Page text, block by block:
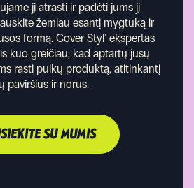
jį atrasti ir padėti jums jį
žemiau esantį mygtuką ir
formą. Cover Styl’ ekspertas
kuo greičiau, kad aptartų jūsų
rasti puikų produktą, atitinkantį
paviršius ir norus.
SU MUMIS